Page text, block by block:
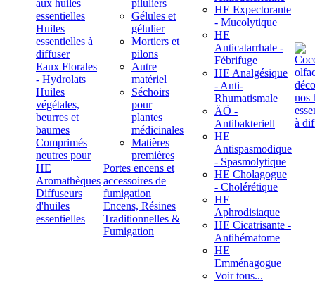
aux huiles
essentielles
Huiles
essentielles à
diffuser
Eaux Florales
- Hydrolats
Huiles
végétales,
beurres et
baumes
Comprimés
neutres pour
HE
Aromathèques
Diffuseurs
d'huiles
essentielles
piluliers
Gélules et
gélulier
Mortiers et
pilons
Autre
matériel
Séchoirs
pour
plantes
médicinales
Matières
premières
Portes encens et
accessoires de
fumigation
Encens, Résines
Traditionnelles &
Fumigation
HE Expectorante
- Mucolytique
HE
Anticatarrhale -
Fébrifuge
HE Analgésique
- Anti-
Rhumatismale
ÄÖ -
Antibakteriell
HE
Antispasmodique
- Spasmolytique
HE Cholagogue
- Cholérétique
HE
Aphrodisiaque
HE Cicatrisante -
Antihématome
HE
Emménagogue
Voir tous...